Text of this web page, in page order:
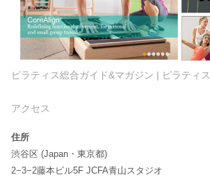
ピラティス総合ガイド&マガジン | ピラティ
アクセス
住所
渋谷区 (Japan・東京都)
2−3−2藤本ビル5F JCFA青山スタジオ